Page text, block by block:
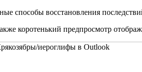
способы восстановления
коротенький предпросмотр